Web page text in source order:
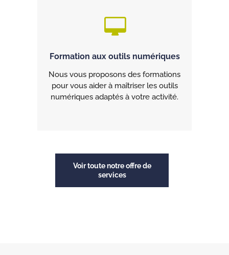
Formation aux outils numériques
Nous vous proposons des formations
pour vous aider à maîtriser les outils
numériques adaptés à votre activité.
Voir toute notre offre de
services